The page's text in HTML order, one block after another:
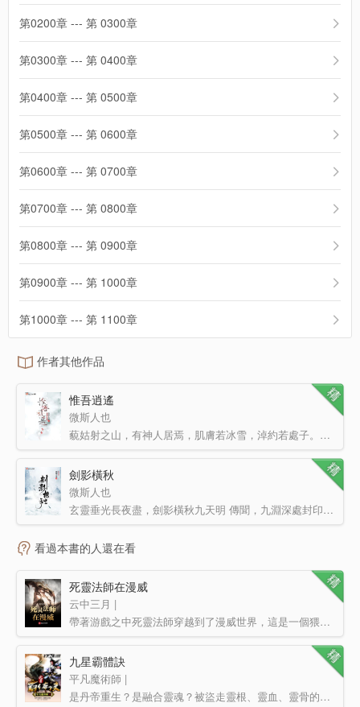
第0200章 --- 第 0300章
第0300章 --- 第 0400章
第0400章 --- 第 0500章
第0500章 --- 第 0600章
第0600章 --- 第 0700章
第0700章 --- 第 0800章
第0800章 --- 第 0900章
第0900章 --- 第 1000章
第1000章 --- 第 1100章
作者其他作品
惟吾逍遙
微斯人也
藐姑射之山，有神人居焉，肌膚若冰雪，淖約若處子。不食五谷，吸風飲露。乘云氣，御六龍，而游乎四海之外。…
劍影橫秋
微斯人也
玄靈垂光長夜盡，劍影橫秋九天明 傳聞，九淵深處封印著上古魔劍玄明，得此劍者，鬼神辟易，為天下共主。…
看過本書的人還在看
死靈法師在漫威
云中三月 |
帶著游戲之中死靈法師穿越到了漫威世界，這是一個猥瑣發育的法師故事，你們慢慢打，我摸個尸體！
九星霸體訣
平凡魔術師 |
是丹帝重生？是融合靈魂？被盜走靈根、靈血、靈骨的三無少年——龍塵，憑借著記憶中的煉丹神術，修行神秘功…